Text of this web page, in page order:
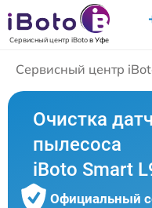
Сервисный центр iBotoв Уфе
Сервисный центр
Очистка
пылесоса
iBoto Smart
Официальный